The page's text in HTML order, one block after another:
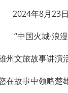
2024年8月23
“中国火城·浪
州文旅故事讲演
在故事中领略楚